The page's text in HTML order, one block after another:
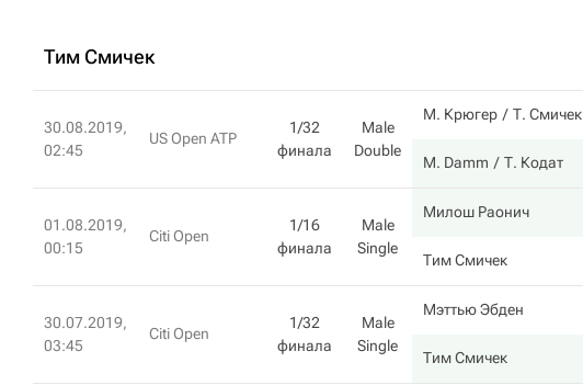
Тим Смичек
30.08.2019,
02:45
US Open ATP
1/32
финала
Male
Double
М. Крюгер Т. Смичек
M. Damm Т. Кодат
01.08.2019,
00:15
Citi Open
1/16
финала
Male
Single
Милош Раонич
Тим Смичек
30.07.2019,
03:45
Citi Open
1/32
финала
Male
Single
Мэттью Эбден
Тим Смичек